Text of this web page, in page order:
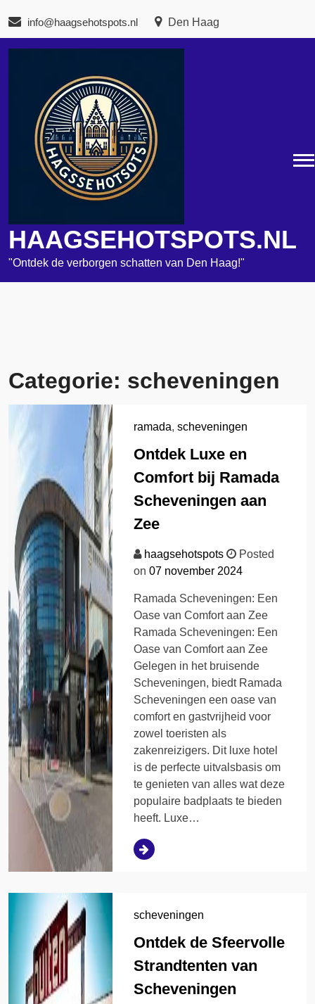
de
inhoud
info@haagsehotspots.nl Den Haag
HAAGSEHOTSPOTS.NL
"Ontdek de verborgen schatten van Den Haag!"
Categorie: scheveningen
ramada,scheveningen
Ontdek Luxe en
Comfort bij Ramada
Scheveningen aan
Zee
haagsehotspots
Posted
on07 november 2024
Ramada Scheveningen: Een
Oase van Comfort aan Zee
Ramada Scheveningen: Een
Oase van Comfort aan Zee
Gelegen in het bruisende
Scheveningen, biedt Ramada
Scheveningen een oase van
comfort en gastvrijheid voor
zowel toeristen als
zakenreizigers. Dit luxe hotel
is de perfecte uitvalsbasis om
te genieten van alles wat deze
populaire badplaats te bieden
heeft. Luxe…
scheveningen
Ontdek de Sfeervolle
Strandtenten van
Scheveningen